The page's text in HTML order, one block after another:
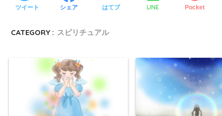
ツイート シェア はてブ LINE Pocket
CATEGORY : スピリチュアル